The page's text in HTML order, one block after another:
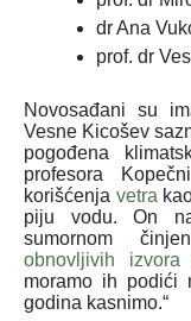
dr Ana
prof. dr
Novosađani su
Vesne Kicošev
pogođena
profesora
korišćenja vetra
piju vodu. On
sumornom
obnovljivih izvora
moramo ih podići
godina kasnimo.“